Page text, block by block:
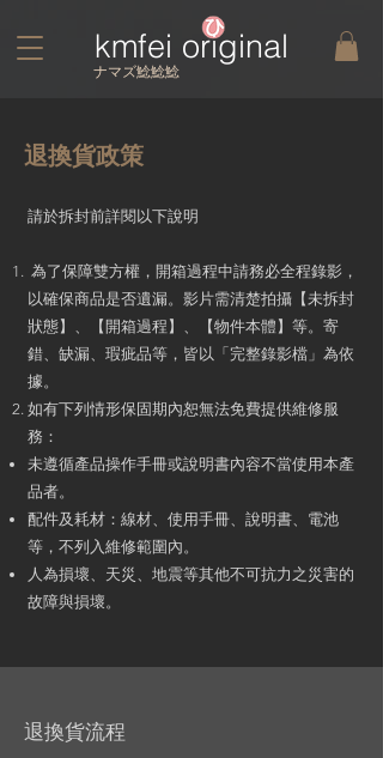
kmfei original
​ナマズ鯰鯰鯰
退換貨政策
請於拆封前詳閱以下說明
為了保障雙方權，開箱過程中請務必全程錄影，
以確保商品是否遺漏。影片需清楚拍攝【未拆封
狀態】、【開箱過程】、【物件本體】等。寄
錯、缺漏、瑕疵品等，皆以「完整錄影檔」為依
據。
如有下列情形保固期內恕無法免費提供維修服
務：
未遵循產品操作手冊或說明書內容不當使用本產
品者。
配件及耗材：線材、使用手冊、說明書、電池
等，不列入維修範圍內。
人為損壞、天災、地震等其他不可抗力之災害的
故障與損壞。
退換貨流程